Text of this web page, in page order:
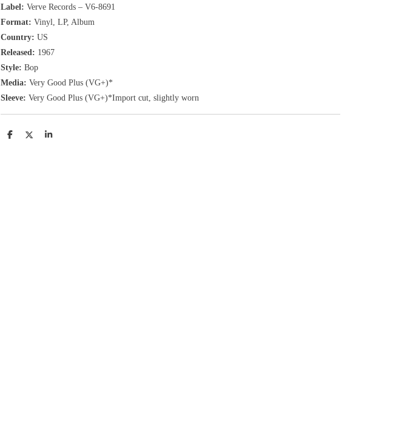
Label: Verve Records ‎– V6-8691
Format: Vinyl, LP, Album
Country: US
Released: 1967
Style: Bop
Media: Very Good Plus (VG+)*
Sleeve: Very Good Plus (VG+)*Import cut, slightly worn
D
D
S